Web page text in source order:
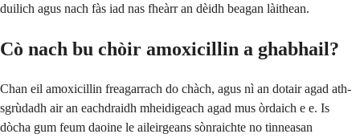
duilich agus nach fàs iad nas fheàrr an dèidh beagan làithean.
Cò nach bu chòir amoxicillin a ghabhail?
Chan eil amoxicillin freagarrach do chàch, agus nì an dotair agad ath-
sgrùdadh air an eachdraidh mheidigeach agad mus òrdaich e e. Is
dòcha gum feum daoine le aileirgeans sònraichte no tinneasan